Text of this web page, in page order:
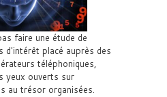
faire une étude de
d'intérêt placé auprès des
téléphoniques,
yeux ouverts sur
au trésor organisées.